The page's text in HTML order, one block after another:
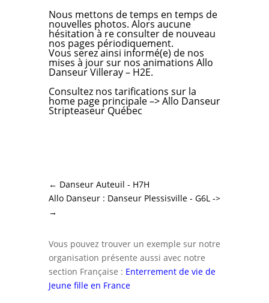
Nous mettons de temps en temps de
nouvelles photos. Alors aucune
hésitation à re consulter de nouveau
nos pages périodiquement.
Vous serez ainsi informé(e) de nos
mises à jour sur nos animations Allo
Danseur Villeray – H2E.
Consultez nos tarifications sur la
home page principale –>Allo Danseur
Stripteaseur Québec
← Danseur Auteuil - H7H
Allo Danseur : Danseur Plessisville - G6L ->
→
Vous pouvez trouver un exemple sur notre
organisation présente aussi avec notre
section Française : Enterrement de vie de
Jeune fille en France